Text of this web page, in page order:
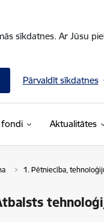
sīkdatnes. Ar Jūsu
Pārvaldīt sīkdatnes
fondi Aktualitātes
1. Pētniecība,